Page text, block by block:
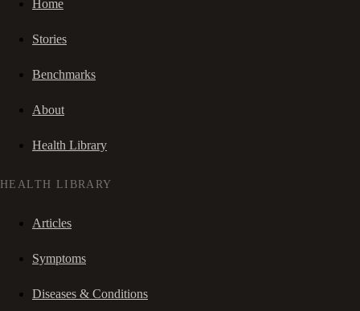
Home
Stories
Benchmarks
About
Health Library
HEALTH LIBRARY
Articles
Symptoms
Diseases & Conditions